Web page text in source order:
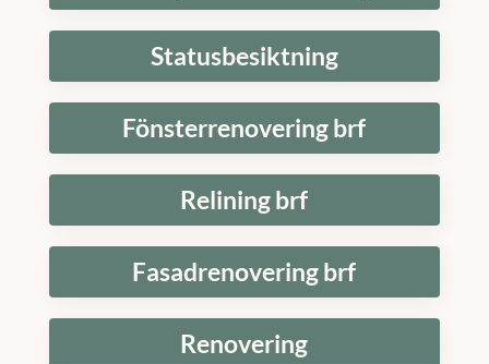
Statusbesiktning
Fönsterrenovering brf
Relining brf
Fasadrenovering brf
Renovering